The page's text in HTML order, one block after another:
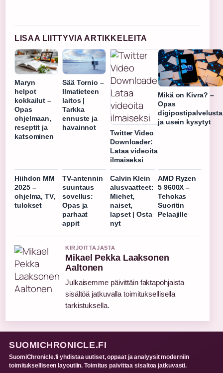
LISAA LIITTYVIA ARTIKKELEITA
Maryn
helpot
kokkailut –
Opas
ohjelmaan,
reseptit ja
katsominen
Sää Tornio –
Ilmatieteen
laitos |
Tarkka
ennuste ja
havainnot
Twitter Video
Downloader:
Lataa videoita
ilmaiseksi
Mikä on Kivra? –
Opas
digipostipalvelusta
ja usein kysytyt
Hiihdon MM
2025 –
ohjelma, TV,
tulokset
TV-antennin
suuntaus
sovellus:
Opas ja
parhaat
appit
Calvin Klein
alusvaatteet:
Miehet,
naiset,
lapset | Osta
nyt
AMD Ryzen
5 9600X –
Tehokas
Suoritin
Pelaajille
KIRJOITTAJASTA
Mikael Pekka Laaksonen
Aaltonen
Julkaisemme päivittäin faktapohjaista
sisältöä jatkuvalla toimituksellisella
tarkistuksella.
SUOMICHRONICLE.FI
SuomiChronicle.fi yhdistaa uutiset, oppaat ja analyysit moderniin
toimitukselliseen layoutiin. Toimitus paivittaa sisaltoa jatkuvasti.